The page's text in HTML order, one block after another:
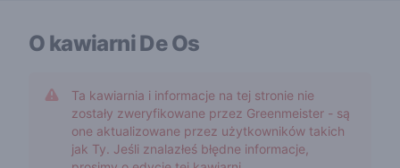
O kawiarniDe Os
Ta kawiarnia i informacje na tej stronie nie
zostały zweryfikowane przez Greenmeister - są
one aktualizowane przez użytkowników takich
jak Ty. Jeśli znalazłeś błędne informacje,